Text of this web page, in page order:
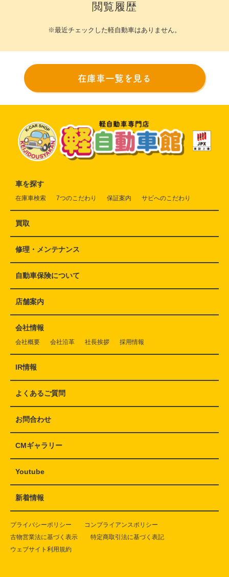
閲覧履歴
※最近チェックした軽自動車はありません。
在庫車一覧を見る
車を探す
在庫車検索 7つのこだわり 保証案内 サビへのこだわり
買取
修理・メンテナンス
自動車保険について
店舗案内
会社情報
会社概要 会社沿革 社長挨拶 採用情報
IR情報
よくあるご質問
お問合わせ
CMギャラリー
Youtube
新着情報
プライバシーポリシー
コンプライアンスポリシー
古物営業法に基づく表示
特定商取引法に基づく表記
ウェブサイト利用規約